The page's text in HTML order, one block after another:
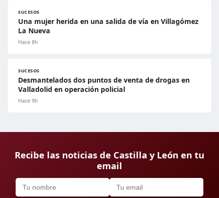
SUCESOS
Una mujer herida en una salida de vía en Villagómez
La Nueva
Hace 8h
SUCESOS
Desmantelados dos puntos de venta de drogas en
Valladolid en operación policial
Hace 9h
Recibe las noticias de Castilla y León en tu
email